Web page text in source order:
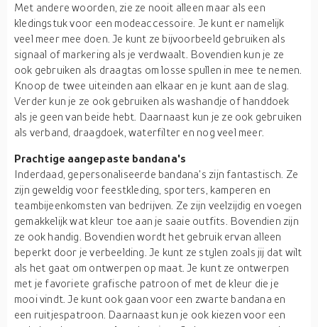
Met andere woorden, zie ze nooit alleen maar als een
kledingstuk voor een modeaccessoire. Je kunt er namelijk
veel meer mee doen. Je kunt ze bijvoorbeeld gebruiken als
signaal of markering als je verdwaalt. Bovendien kun je ze
ook gebruiken als draagtas om losse spullen in mee te nemen.
Knoop de twee uiteinden aan elkaar en je kunt aan de slag.
Verder kun je ze ook gebruiken als washandje of handdoek
als je geen van beide hebt. Daarnaast kun je ze ook gebruiken
als verband, draagdoek, waterfilter en nog veel meer.
Prachtige aangepaste bandana's
Inderdaad, gepersonaliseerde bandana's zijn fantastisch. Ze
zijn geweldig voor feestkleding, sporters, kamperen en
teambijeenkomsten van bedrijven. Ze zijn veelzijdig en voegen
gemakkelijk wat kleur toe aan je saaie outfits. Bovendien zijn
ze ook handig. Bovendien wordt het gebruik ervan alleen
beperkt door je verbeelding. Je kunt ze stylen zoals jij dat wilt
als het gaat om ontwerpen op maat. Je kunt ze ontwerpen
met je favoriete grafische patroon of met de kleur die je
mooi vindt. Je kunt ook gaan voor een zwarte bandana en
een ruitjespatroon. Daarnaast kun je ook kiezen voor een